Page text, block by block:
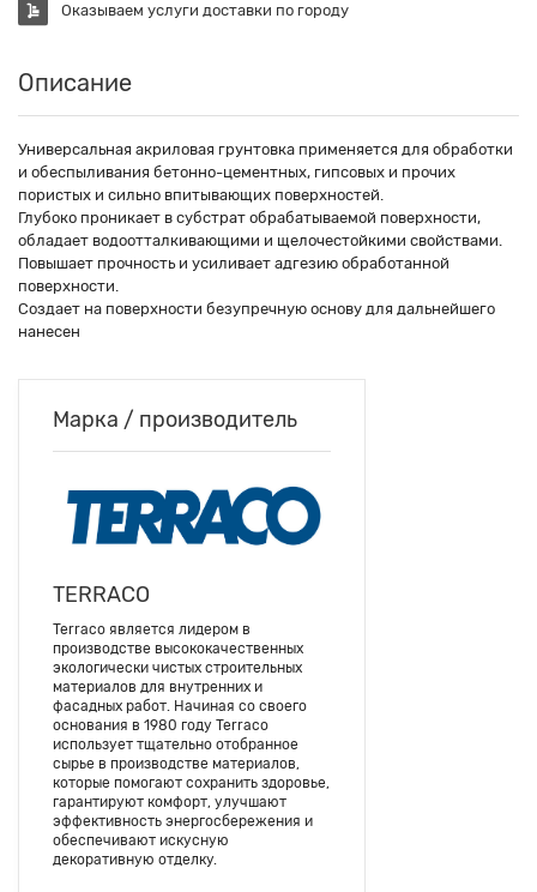
Оказываем услуги доставки по городу
Описание
Универсальная акриловая грунтовка применяется для обработки
и обеспыливания бетонно-цементных, гипсовых и прочих
пористых и сильно впитывающих поверхностей.
Глубоко проникает в субстрат обрабатываемой поверхности,
обладает водоотталкивающими и щелочестойкими свойствами.
Повышает прочность и усиливает адгезию обработанной
поверхности.
Создает на поверхности безупречную основу для дальнейшего
нанесен
Марка / производитель
TERRACO
Terraco является лидером в
производстве высококачественных
экологически чистых строительных
материалов для внутренних и
фасадных работ. Начиная со своего
основания в 1980 году Terraco
использует тщательно отобранное
сырье в производстве материалов,
которые помогают сохранить здоровье,
гарантируют комфорт, улучшают
эффективность энергосбережения и
обеспечивают искусную
декоративную отделку.